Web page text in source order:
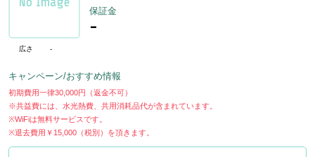
広さ -
保証金
-
キャンペーン/おすすめ情報
初期費用一律30,000円（返金不可）
※共益費には、水光熱費、共用消耗品代が含まれています。
※WiFiは無料サービスです。
※退去費用￥15,000（税別）を頂きます。